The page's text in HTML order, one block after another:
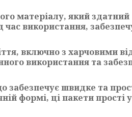
матеріалу, який здатний
час використання,
включно з харчовими
використання та
забезпечує швидке та
формі, ці пакети прості у